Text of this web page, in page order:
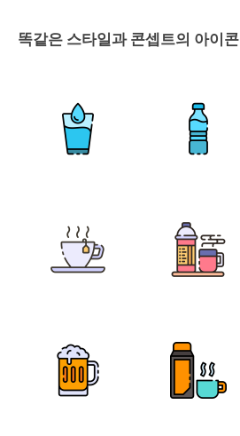
똑같은 스타일과 콘셉트의 아이콘